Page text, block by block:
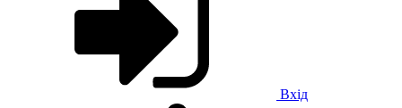
Вхід